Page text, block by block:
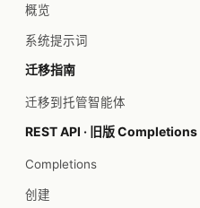
概览
系统提示词
迁移指南
迁移到托管智能体
REST API · 旧版 Completions
Completions
创建